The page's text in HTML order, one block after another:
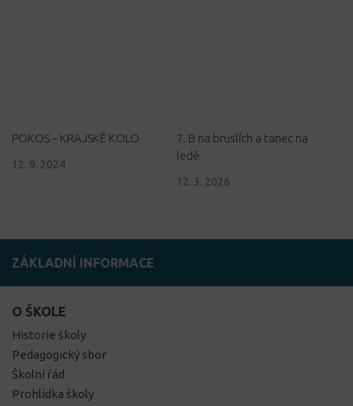
POKOS – KRAJSKÉ KOLO
12. 9. 2024
7. B na bruslích a tanec na
ledě
12. 3. 2026
ZÁKLADNÍ INFORMACE
O ŠKOLE
Historie školy
Pedagogický sbor
Školní řád
Prohlídka školy